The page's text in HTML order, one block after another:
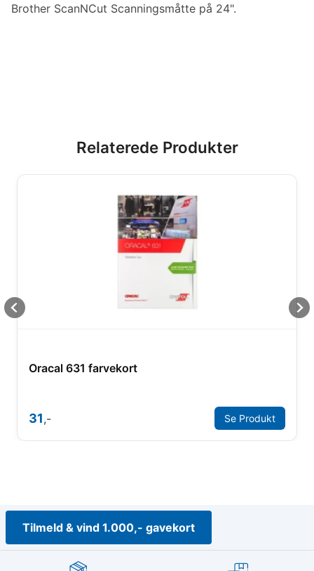
Brother ScanNCut Scanningsmåtte på 24".
Relaterede Produkter
Oracal 631 farvekort
31,- Se Produkt
Tilmeld & vind 1.000,- gavekort